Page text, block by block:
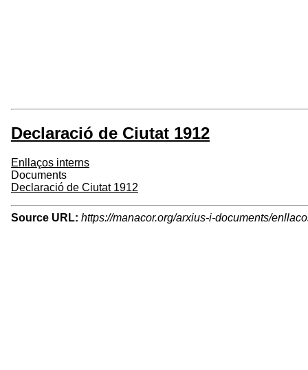
Declaració de Ciutat 1912
Enllaços interns
Documents
Declaració de Ciutat 1912
Source URL: https://manacor.org/arxius-i-documents/